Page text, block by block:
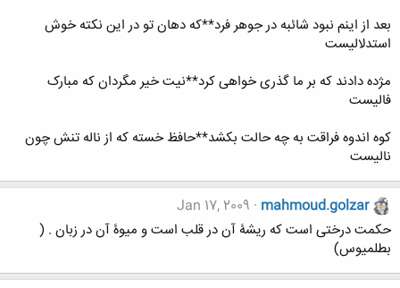
بعد از اینم نبود شائبه در جوهر فرد**که دهان تو در این نکته خوش
استدلالیست
مژده دادند که بر ما گذری خواهی کرد**نیت خیر مگردان که مبارک
فالیست
کوه اندوه فراقت به چه حالت بکشد**حافظ خسته که از ناله تنش چون
نالیست
mahmoud.golzar
Jan 17, 2009
حکمت درختی است که ریشۀ آن در قلب است و میوۀ آن در زبان . (
بطلمیوس)